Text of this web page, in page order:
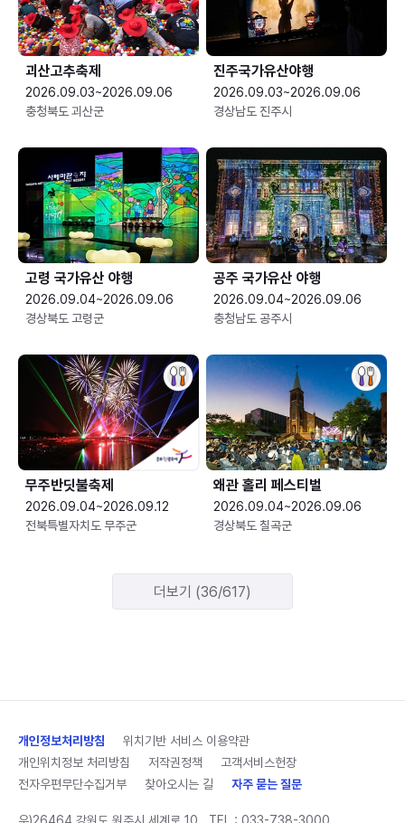
괴산고추축제
2026.09.03~2026.09.06
충청북도 괴산군
진주국가유산야행
2026.09.03~2026.09.06
경상남도 진주시
고령 국가유산 야행
2026.09.04~2026.09.06
경상북도 고령군
공주 국가유산 야행
2026.09.04~2026.09.06
충청남도 공주시
무주반딧불축제
2026.09.04~2026.09.12
전북특별자치도 무주군
왜관 홀리 페스티벌
2026.09.04~2026.09.06
경상북도 칠곡군
더보기 (36/617)
개인정보처리방침
위치기반 서비스 이용약관
개인위치정보 처리방침
저작권정책
고객서비스헌장
전자우편무단수집거부
찾아오시는 길 자주 묻는 질문